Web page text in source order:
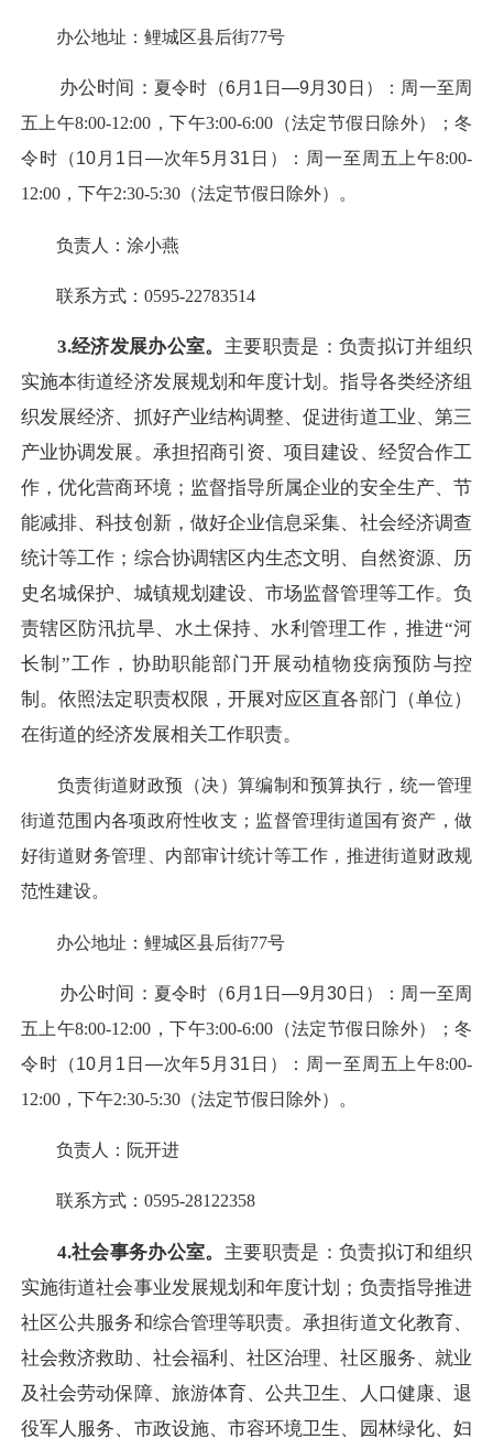
办公地址：鲤城区县后街77号
办公时间： 夏令时（6月1日—9月30日）：周一至周
五 上午8:00-12:00，下午3:00-6:00（法定节假日除外）； 冬
令时（10月1日—次年5月31日）：周一至周五 上午8:00-
12:00，下午2:30-5:30（法定节假日除外）。
负责人：涂小燕
联系方式：0595-22783514
3.经济发展办公室。 主要职责是：负责拟订并组织
实施本街道经济发展规划和年度计划。指导各类经济组
织发展经济、抓好产业结构调整、促进街道工业、第三
产业协调发展。承担招商引资、项目建设、经贸合作工
作，优化营商环境；监督指导所属企业的安全生产、节
能减排、科技创新，做好企业信息采集、社会经济调查
统计等工作；综合协调辖区内生态文明、自然资源、历
史名城保护、城镇规划建设、市场监督管理等工作。负
责辖区防汛抗旱、水土保持、水利管理工作，推进“河
长制”工作，协助职能部门开展动植物疫病预防与控
制。依照法定职责权限，开展对应区直各部门（单位）
在街道的经济发展相关工作职责。
负责街道财政预（决）算编制和预算执行，统一管理
街道范围内各项政府性收支；监督管理街道国有资产，做
好街道财务管理、内部审计统计等工作，推进街道财政规
范性建设。
办公地址：鲤城区县后街77号
办公时间： 夏令时（6月1日—9月30日）：周一至周
五 上午8:00-12:00，下午3:00-6:00（法定节假日除外）； 冬
令时（10月1日—次年5月31日）：周一至周五 上午8:00-
12:00，下午2:30-5:30（法定节假日除外）。
负责人：阮开进
联系方式：0595-28122358
4.社会事务办公室。 主要职责是：负责拟订和组织
实施街道社会事业发展规划和年度计划；负责指导推进
社区公共服务和综合管理等职责。承担街道文化教育、
社会救济救助、社会福利、社区治理、社区服务、就业
及社会劳动保障、旅游体育、公共卫生、人口健康、退
役军人服务、市政设施、市容环境卫生、园林绿化、妇